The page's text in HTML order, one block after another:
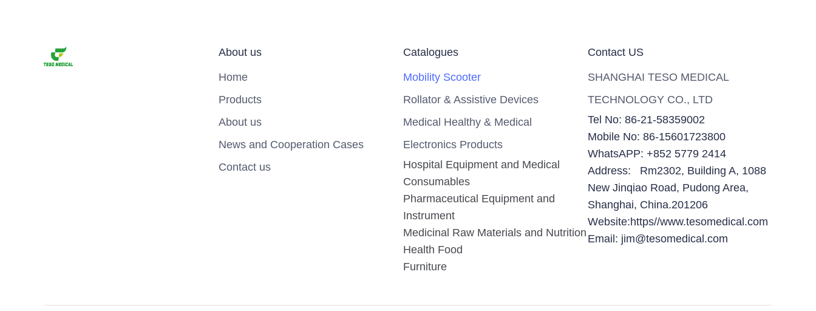
About us
Home
Products
About us
News and Cooperation Cases
Contact us
Catalogues
Mobility Scooter
Rollator & Assistive Devices
Medical Healthy & Medical
Electronics Products
Hospital Equipment and Medical
Consumables
Pharmaceutical Equipment and
Instrument
Medicinal Raw Materials and Nutrition
Health Food
Furniture
Contact US
SHANGHAI TESO MEDICAL
TECHNOLOGY CO., LTD
Tel No: 86-21-58359002
Mobile No: 86-15601723800
WhatsAPP: +852 5779 2414
Address: Rm2302, Building A, 1088
New Jinqiao Road, Pudong Area,
Shanghai, China.201206
Website:https//www.tesomedical.com
Email: jim@tesomedical.com